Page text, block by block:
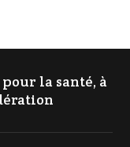
pour la santé, à